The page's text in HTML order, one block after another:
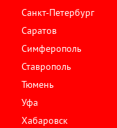
Санкт-Петербург
Саратов
Симферополь
Ставрополь
Тюмень
Уфа
Хабаровск